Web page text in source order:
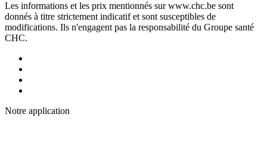
Les informations et les prix mentionnés sur www.chc.be sont
donnés à titre strictement indicatif et sont susceptibles de
modifications. Ils n'engagent pas la responsabilité du Groupe santé
CHC.
Notre application